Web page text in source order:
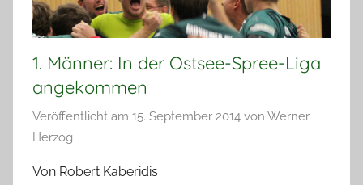
1. Männer: In der Ostsee-Spree-Liga
angekommen
Veröffentlicht am 15. September 2014 von Werner
Herzog
Von Robert Kaberidis